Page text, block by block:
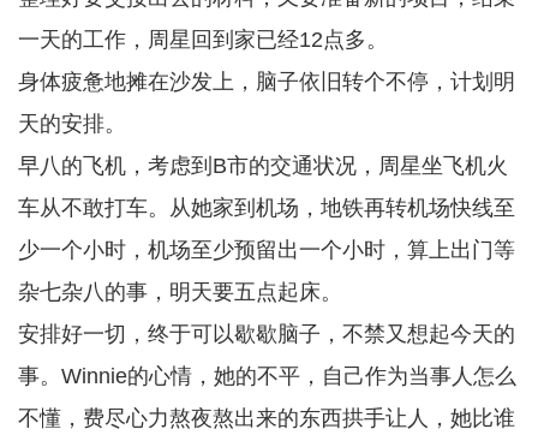
一天的工作，周星回到家已经12点多。
身体疲惫地摊在沙发上，脑子依旧转个不停，计划明
天的安排。
早八的飞机，考虑到B市的交通状况，周星坐飞机火
车从不敢打车。从她家到机场，地铁再转机场快线至
少一个小时，机场至少预留出一个小时，算上出门等
杂七杂八的事，明天要五点起床。
安排好一切，终于可以歇歇脑子，不禁又想起今天的
事。Winnie的心情，她的不平，自己作为当事人怎么
不懂，费尽心力熬夜熬出来的东西拱手让人，她比谁